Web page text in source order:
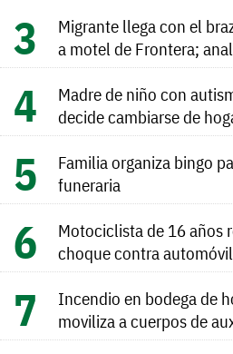
Migrante llega con el
a motel de Frontera;
Madre de niño con
decide cambiarse de
Familia organiza bingo
funeraria
Motociclista de 16 años
choque contra
Incendio en bodega de
moviliza a cuerpos de